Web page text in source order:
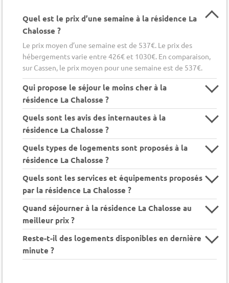
Quel est le prix d’une semaine à la résidence La
Chalosse ?
Le prix moyen d’une semaine est de 537€. Le prix des
hébergements varie entre 426€ et 1030€. En comparaison,
sur Cassen, le prix moyen pour une semaine est de 537€.
Qui propose le séjour le moins cher à la
résidence La Chalosse ?
Quels sont les avis des internautes à la
résidence La Chalosse ?
Quels types de logements sont proposés à la
résidence La Chalosse ?
Quels sont les services et équipements proposés
par la résidence La Chalosse ?
Quand séjourner à la résidence La Chalosse au
meilleur prix ?
Reste-t-il des logements disponibles en dernière
minute ?